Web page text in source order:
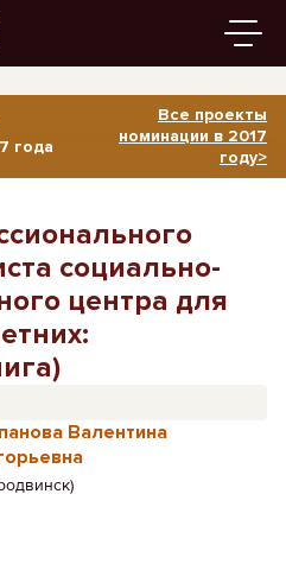
года
Все проекты
номинации в 2017
году>
социально-
центра для
Валентина